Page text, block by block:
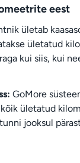
eest
ületab
ületatud
kui siis, kui
GoMore
ületatud
jooksul